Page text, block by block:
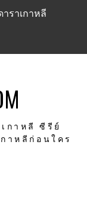
าราเกาหลี
กาหลี ซีรีย์
าหลีก่อนใคร